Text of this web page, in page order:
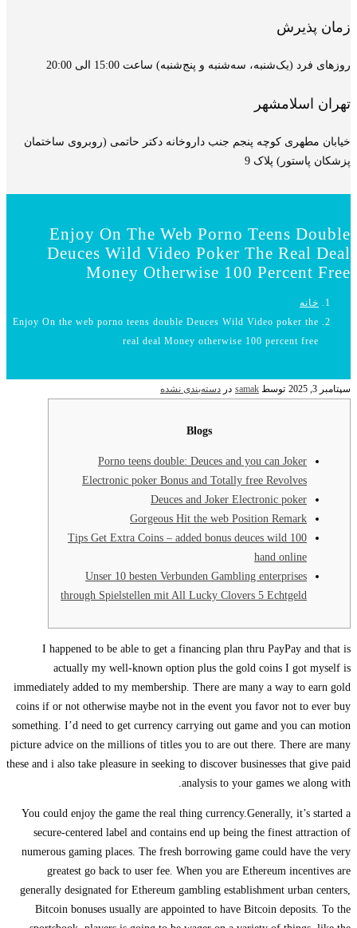
(یک‌شنبه، سه‌شنبه و پنج‌شنبه) ساعت 15:00 الی 20:00
اسلامشهر
کوچه پنجم جنب داروخانه دکتر حاتمی (روبروی ساختمان
پلاک 9
Enjoy On The Web Porno Teens
Deuces Wild Video Poker The Real
Money Otherwise 100 Percent
Enjoy On the web porno teens double Deuces Wild Video poker
real deal Money otherwise 100 percent
توسطsamak در دسته‌بندی نشده
Porno teens double: Deuces and you can Joker
Electronic poker Bonus and Totally free Revolves
Deuces and Joker Electronic poker
Gorgeous Hit the web Position Remark
Tips Get Extra Coins – added bonus deuces wild 100
hand online
Unser 10 besten Verbunden Gambling enterprises
through Spielstellen mit All Lucky Clovers 5 Echtgeld
I happened to be able to get a financing plan thru PayPay
actually my well-known option plus the gold coins I got
immediately added to my membership. There are many a way to
coins if or not otherwise maybe not in the event you favor not to
something. I’d need to get currency carrying out game and you
picture advice on the millions of titles you to are out there.There
these and i also take pleasure in seeking to discover businesses that
analysis to your games we
You could enjoy the game the real thing currency.Generally, it’s
secure-centered label and contains end up being the finest
numerous gaming places. The fresh borrowing game could have
greatest go back to user fee. When you are Ethereum
generally designated for Ethereum gambling establishment urban
Bitcoin bonuses usually are appointed to have Bitcoin